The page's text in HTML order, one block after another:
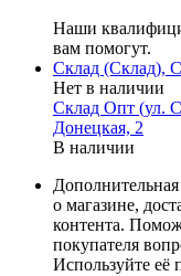
Наши
вам помогут.
Склад (Склад),
Нет в наличии
Склад Опт (ул.
Донецкая, 2
В наличии
о магазине,
контента.
покупателя
Используйте её